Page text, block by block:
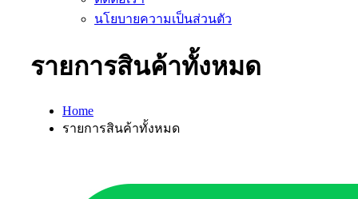
นโยบายความเป็นส่วนตัว
รายการสินค้าทั้งหมด
Home
รายการสินค้าทั้งหมด